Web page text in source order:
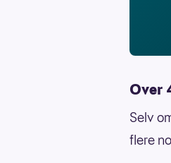
Over
Selv
flere